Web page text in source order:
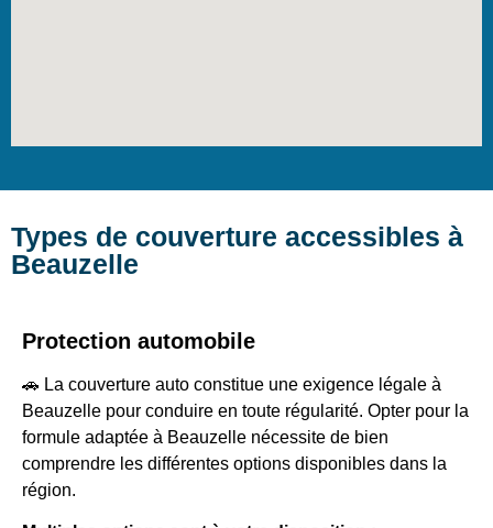
Types de couverture accessibles à
Beauzelle
Protection automobile
🚗 La couverture auto constitue une exigence légale à
Beauzelle pour conduire en toute régularité. Opter pour la
formule adaptée à Beauzelle nécessite de bien
comprendre les différentes options disponibles dans la
région.